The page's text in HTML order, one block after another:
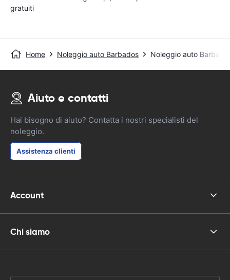
gratuiti
Home Noleggio auto Barbados Noleggio auto
Aiuto e contatti
Hai bisogno di aiuto? Contatta i nostri specialisti del
noleggio.
Assistenza clienti
Account
Chi siamo